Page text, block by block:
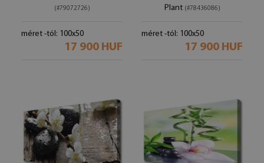
(#79072726)
méret -tól: 100x50
17 900 HUF
Plant (#78436086)
méret -tól: 100x50
17 900 HUF